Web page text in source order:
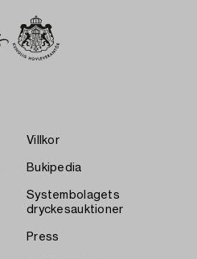
Villkor
Bukipedia
Systembolagets
dryckesauktioner
Press